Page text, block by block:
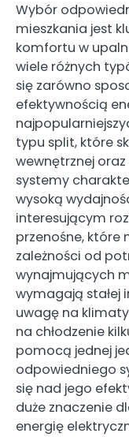
Wybór
mieszkania jest
komfortu w
wiele różnych
się zarówno
efektywnością
typu split, które
wewnętrznej
systemy
wysoką
interesującym
przenośne, które
zależności od
wynajmujących
wymagają stałej
uwagę na
na chłodzenie
pomocą jednej
odpowiedniego
się nad jego
duże znaczenie
energię